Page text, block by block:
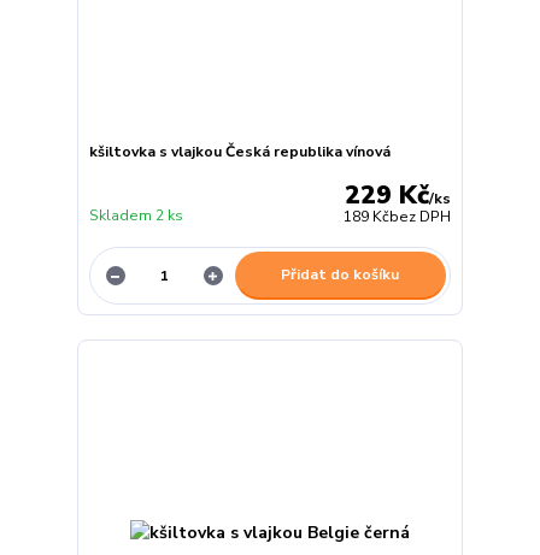
kšiltovka s vlajkou Česká republika vínová
229 Kč/ks
189 Kčbez DPH
Skladem 2 ks
Přidat do košíku